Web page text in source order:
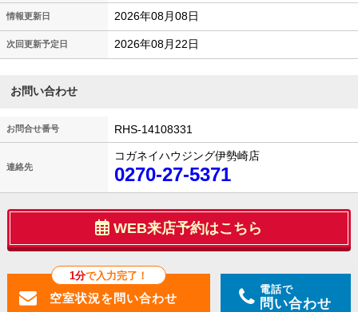
情報更新日 2026年08月08日
次回更新予定日 2026年08月22日
お問い合わせ
お問合せ番号 RHS-14108331
連絡先
コガネイハウジング伊勢崎店
0270-27-5371
WEB来店予約はこちら
1分で入力完了！
電話で
問い合わせ